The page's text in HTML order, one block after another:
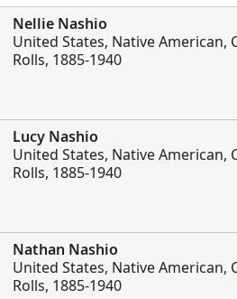
Nellie Nashio
United States, Native American,
Rolls, 1885-1940
Lucy Nashio
United States, Native American,
Rolls, 1885-1940
Nathan Nashio
United States, Native American,
Rolls, 1885-1940